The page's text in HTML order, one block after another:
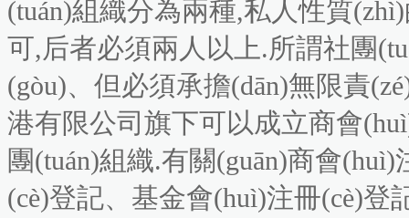
(tuán)組織分為兩種,私人性質
可,后者必須兩人以上.所謂社團
(gòu)、但必須承擔(dān)無限責
港有限公司旗下可以成立商會
團(tuán)組織.有關(guān)商會(huì)
(cè)登記、基金會(huì)注冊